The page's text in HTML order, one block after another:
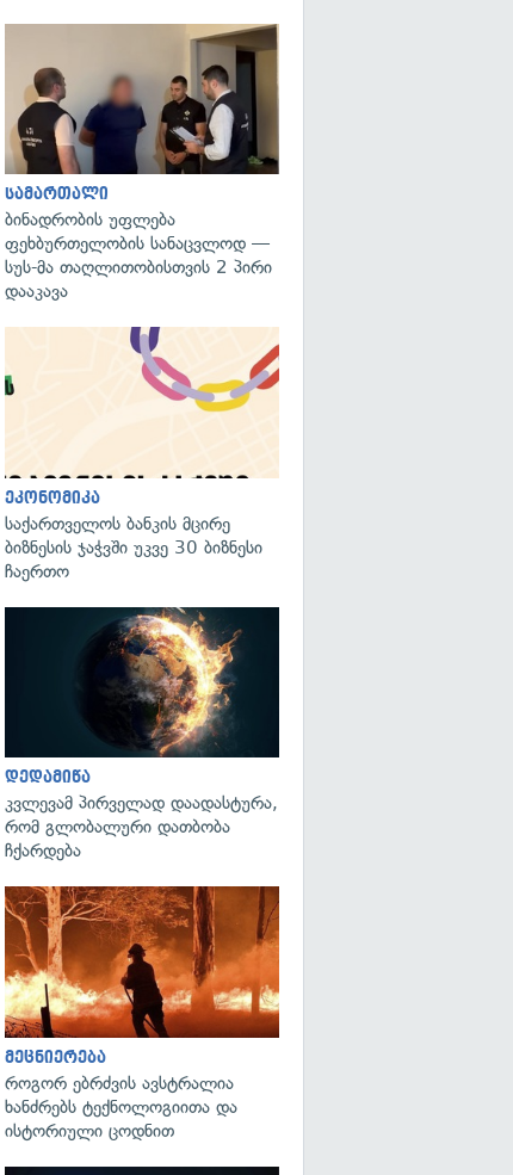
გადახედვა
გადახედვა
გადახედვა
სამართალი
ბინადრობის უფლება
ფეხბურთელობის სანაცვლოდ —
სუს-მა თაღლითობისთვის 2 პირი
დააკავა
ეკონომიკა
საქართველოს ბანკის მცირე
ბიზნესის ჯაჭვში უკვე 30 ბიზნესი
ჩაერთო
დედამიწა
კვლევამ პირველად დაადასტურა,
რომ გლობალური დათბობა
ჩქარდება
მეცნიერება
როგორ ებრძვის ავსტრალია
ხანძრებს ტექნოლოგიითა და
ისტორიული ცოდნით